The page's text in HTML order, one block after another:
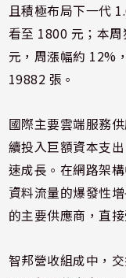
且積極布局下一代
看至 1800 元；本
元，周漲幅約 12%
19882 張。
國際主要雲端服務
續投入巨額資本支
速成長。在網路架
資料流量的爆發性
的主要供應商，直
智邦營收組成中，